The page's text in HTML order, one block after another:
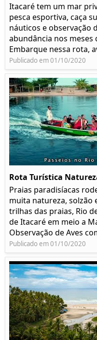
Itacaré tem um mar
pesca esportiva, caça
náuticos e observação
abundância nos
Embarque nessa rota,
Publicado em 01/10/2020
Rota Turística
Praias paradisíacas
muita natureza, solzão
trilhas das praias, Rio
de Itacaré em meio a
Observação de Aves
Publicado em 01/10/2020